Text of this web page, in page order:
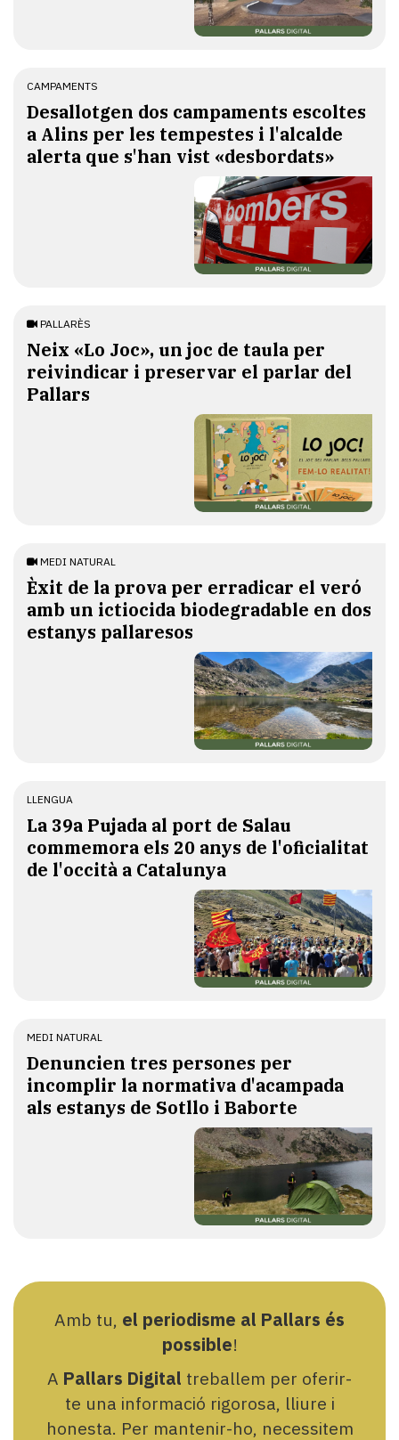
CAMPAMENTS
​Desallotgen dos campaments escoltes
a Alins per les tempestes i l'alcalde
alerta que s'han vist «desbordats»
PALLARÈS
​Neix «Lo Joc», un joc de taula per
reivindicar i preservar el parlar del
Pallars
MEDI NATURAL
Èxit de la prova per erradicar el veró
amb un ictiocida biodegradable en dos
estanys pallaresos
LLENGUA
​La 39a Pujada al port de Salau
commemora els 20 anys de l'oficialitat
de l'occità a Catalunya
MEDI NATURAL
Denuncien tres persones per
incomplir la normativa d'acampada
als estanys de Sotllo i Baborte
Amb tu, el periodisme al Pallars és
possible!
A Pallars Digital treballem per oferir-
te una informació rigorosa, lliure i
honesta. Per mantenir-ho, necessitem